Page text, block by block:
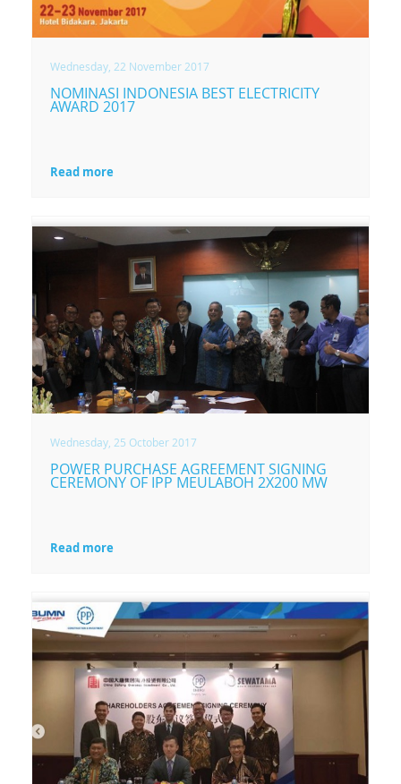
dapat menyalurkan
diberikan oleh Allah
meningkat
kedepannya.
Wednesday, 22 November 2017
NOMINASI INDONESIA BEST ELECTRICITY
AWARD 2017
Read more
Wednesday, 25 October 2017
POWER PURCHASE AGREEMENT SIGNING
CEREMONY OF IPP MEULABOH 2X200 MW
Read more